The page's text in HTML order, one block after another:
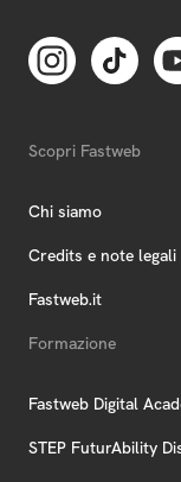
Scopri Fastweb
Chi siamo
Credits e note legali
Fastweb.it
Formazione
Fastweb Digital
STEP FuturAbility